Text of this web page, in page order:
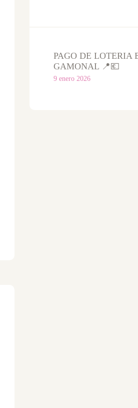
PAGO DE LOTERIA
GAMONAL 📍💶
9 enero 2026